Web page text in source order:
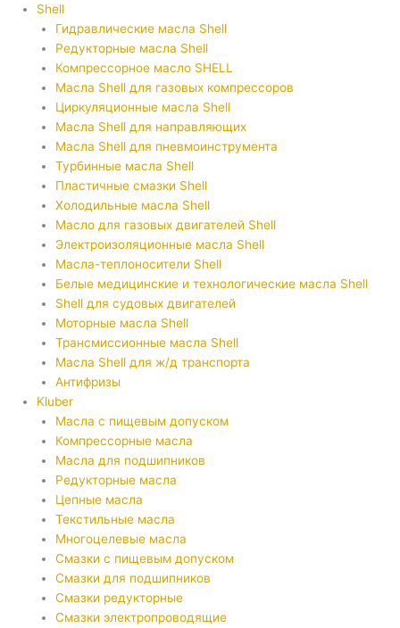
Shell
Гидравлические масла Shell
Редукторные масла Shell
Компрессорное масло SHELL
Масла Shell для газовых компрессоров
Циркуляционные масла Shell
Масла Shell для направляющих
Масла Shell для пневмоинструмента
Турбинные масла Shell
Пластичные смазки Shell
Холодильные масла Shell
Масло для газовых двигателей Shell
Электроизоляционные масла Shell
Масла-теплоносители Shell
Белые медицинские и технологические масла Shell
Shell для судовых двигателей
Моторные масла Shell
Трансмиссионные масла Shell
Масла Shell для ж/д транспорта
Антифризы
Kluber
Масла с пищевым допуском
Компрессорные масла
Масла для подшипников
Редукторные масла
Цепные масла
Текстильные масла
Многоцелевые масла
Смазки с пищевым допуском
Смазки для подшипников
Смазки редукторные
Смазки электропроводящие